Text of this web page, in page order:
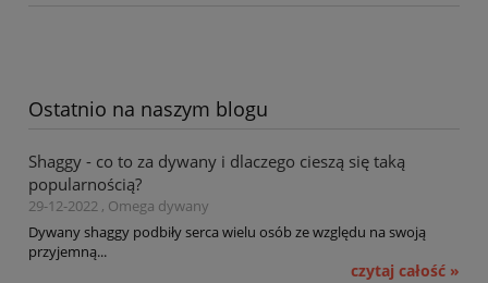
Ostatnio na naszym blogu
Shaggy - co to za dywany i dlaczego cieszą się taką
popularnością?
29-12-2022 , Omega dywany
Dywany shaggy podbiły serca wielu osób ze względu na swoją
przyjemną...
czytaj całość »